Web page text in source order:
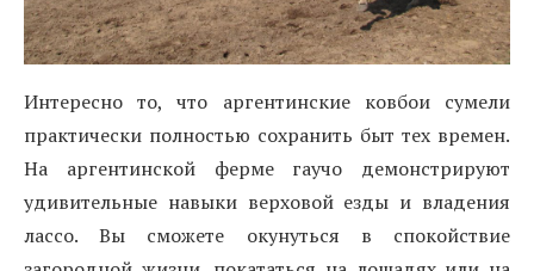
Интересно то, что аргентинские ковбои сумели
практически полностью сохранить быт тех времен.
На аргентинской ферме гаучо демонстрируют
удивительные навыки верховой езды и владения
лассо. Вы сможете окунуться в спокойствие